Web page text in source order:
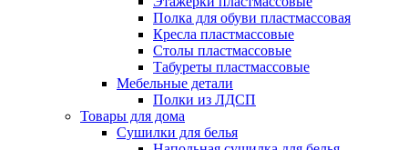
Полка для обуви пластмассовая
Кресла пластмассовые
Столы пластмассовые
Табуреты пластмассовые
Мебельные детали
Полки из ЛДСП
Товары для дома
Сушилки для белья